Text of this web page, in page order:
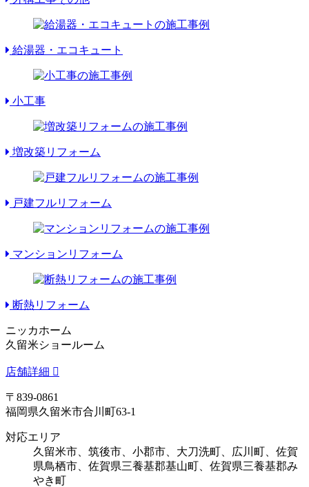
給湯器・エコキュート
小工事
増改築リフォーム
戸建フルリフォーム
マンションリフォーム
断熱リフォーム
ニッカホーム
久留米ショールーム
店舗詳細
〒839-0861
福岡県久留米市合川町63-1
対応エリア
久留米市、筑後市、小郡市、大刀洗町、広川町、佐賀
県鳥栖市、佐賀県三養基郡基山町、佐賀県三養基郡み
やき町